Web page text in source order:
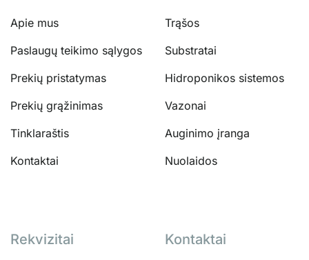
Apie mus
Paslaugų teikimo sąlygos
Prekių pristatymas
Prekių grąžinimas
Tinklaraštis
Kontaktai
Trąšos
Substratai
Hidroponikos sistemos
Vazonai
Auginimo įranga
Nuolaidos
Rekvizitai Kontaktai